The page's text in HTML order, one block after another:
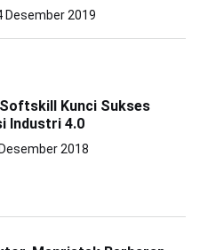
Desember 2019
Kunci Sukses
Industri 4.0
2018